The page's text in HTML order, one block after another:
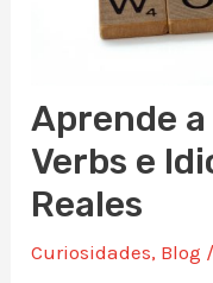
Aprende
Verbs e
Reales
Curiosidades, Blog /